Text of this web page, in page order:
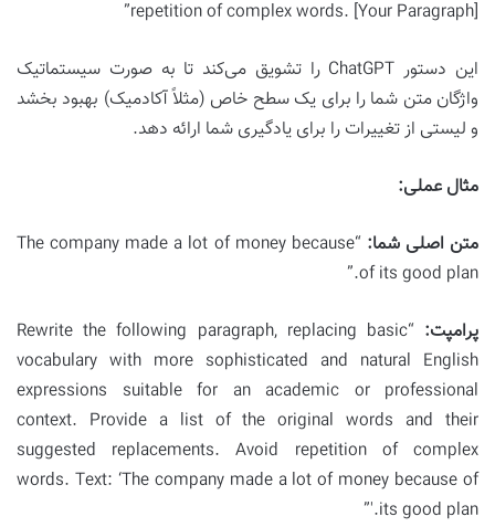
repetition of complex words. [Your Paragraph]”
این دستور ChatGPT را تشویق می‌کند تا به صورت سیستماتیک
واژگان متن شما را برای یک سطح خاص (مثلاً آکادمیک) بهبود بخشد
و لیستی از تغییرات را برای یادگیری شما ارائه دهد.
مثال عملی:
متن اصلی شما: “The company made a lot of money because
of its good plan.”
پرامپت:
“Rewrite the following paragraph, replacing basic
vocabulary with more sophisticated and natural English
expressions suitable for an academic or professional
context. Provide a list of the original words and their
suggested replacements. Avoid repetition of complex
words. Text: ‘The company made a lot of money because of
its good plan.'”